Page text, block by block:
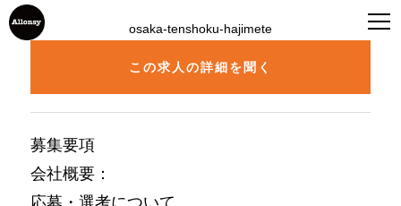
osaka-tenshoku-hajimete
この求人の詳細を聞く
募集要項
会社概要：
応募・選考について